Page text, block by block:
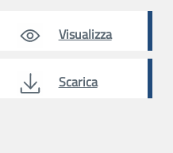
Visualizza
Scarica